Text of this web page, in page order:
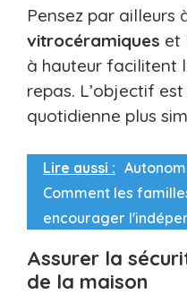
Pensez par ailleurs
vitrocéramiques et
à hauteur facilitent
repas. L’objectif
quotidienne plus
Lire aussi :
Comment les
encourager
Assurer la
de la maison